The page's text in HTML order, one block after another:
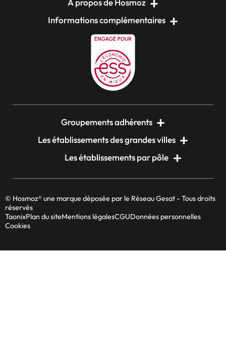
A propos de Hosmoz
Informations complémentaires
Groupements adhérents
Les établissements des grandes villes
Les établissements par pôle
© Hosmoz® une marque déposée par le Réseau Gesat - Tous droits
réservés
TaonixPlan du siteMentions légalesCGUDonnées personnelles
Cookies